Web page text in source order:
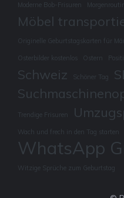
Moderne Bob-Frisuren
Möbel
Originelle Geburtstagskarten für
Osterbilder kostenlos Ostern
Schweiz Schöner Tag
Trendige Frisuren
Wach und frech in den Tag starten
WhatsApp
Witzige Sprüche zum Geburtstag